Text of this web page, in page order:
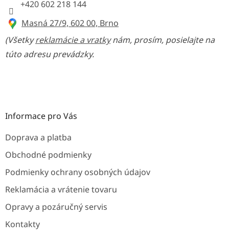
+420 602 218 144
Masná 27/9, 602 00, Brno
(Všetkyreklamácie a vratkynám, prosím, posielajte na
túto adresu prevádzky.
Informace pro Vás
Doprava a platba
Obchodné podmienky
Podmienky ochrany osobných údajov
Reklamácia a vrátenie tovaru
Opravy a pozáručný servis
Kontakty